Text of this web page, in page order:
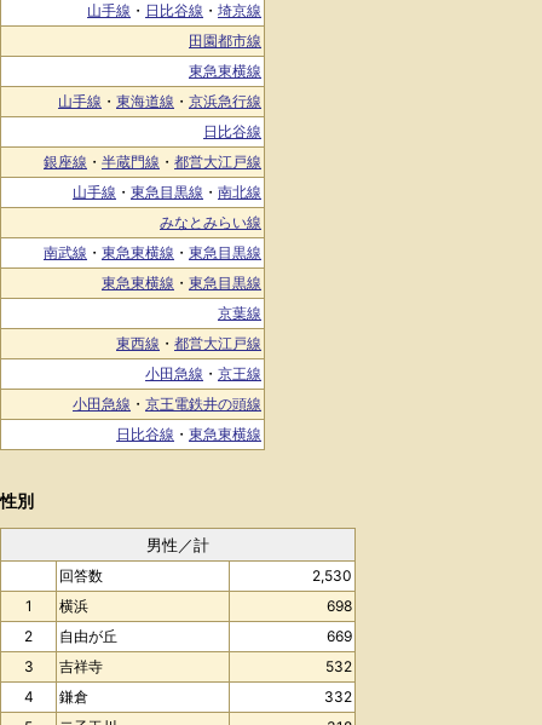
山手線 ・ 日比谷線 ・ 埼京線
田園都市線
東急東横線
山手線 ・ 東海道線 ・ 京浜急行線
日比谷線
銀座線 ・ 半蔵門線 ・ 都営大江戸線
山手線 ・ 東急目黒線 ・ 南北線
みなとみらい線
南武線 ・ 東急東横線 ・ 東急目黒線
東急東横線 ・ 東急目黒線
京葉線
東西線 ・ 都営大江戸線
小田急線 ・ 京王線
小田急線 ・ 京王電鉄井の頭線
日比谷線 ・ 東急東横線
性別
男性／計
回答数
2,530
1
横浜
698
2
自由が丘
669
3
吉祥寺
532
4
鎌倉
332